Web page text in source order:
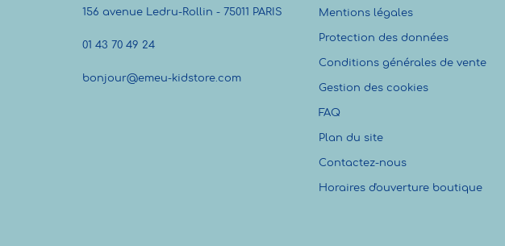
156 avenue Ledru-Rollin - 75011 PARIS
01 43 70 49 24
bonjour@emeu-kidstore.com
Mentions légales
Protection des données
Conditions générales de vente
Gestion des cookies
FAQ
Plan du site
Contactez-nous
Horaires d'ouverture boutique